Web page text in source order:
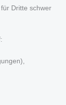
Dritte schwer